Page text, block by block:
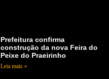
Prefeitura confirma
construção da nova Feira do
Peixe do Praeirinho
Leia mais »